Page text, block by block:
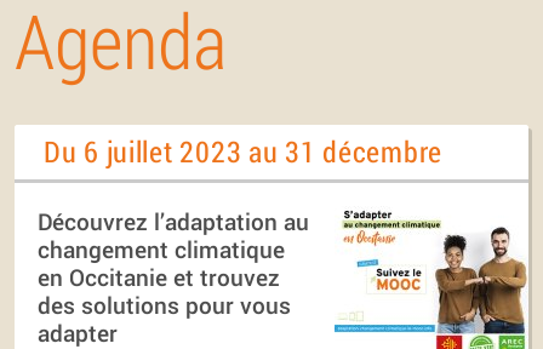
Agenda
Du 6 juillet 2023 au 31 décembre
Découvrez l’adaptation au
changement climatique
en Occitanie et trouvez
des solutions pour vous
adapter